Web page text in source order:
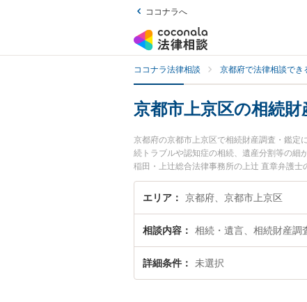
ココナラへ
ココナラ法律相談 京都府で法律相談でき
京都市上京区の相続
京都府の京都市上京区で相続財産調査・鑑定
続トラブルや認知症の相続、遺産分割等の細
稲田・上辻総合法律事務所の上辻 直章弁護
ラブルを今すぐに弁護士に相談したい』『相
都市上京区内の弁護士に相談予約したい』な
エリア 京都府、京都市上京区
相談内容 相続・遺言、相続財産調
詳細条件 未選択